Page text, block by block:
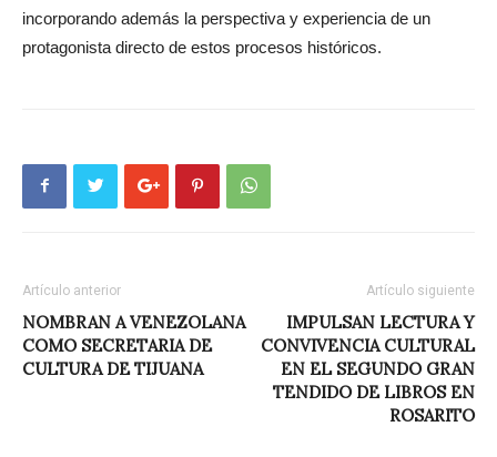
incorporando además la perspectiva y experiencia de un
protagonista directo de estos procesos históricos.
Artículo anterior
NOMBRAN A VENEZOLANA
COMO SECRETARIA DE
CULTURA DE TIJUANA
Artículo siguiente
IMPULSAN LECTURA Y
CONVIVENCIA CULTURAL
EN EL SEGUNDO GRAN
TENDIDO DE LIBROS EN
ROSARITO